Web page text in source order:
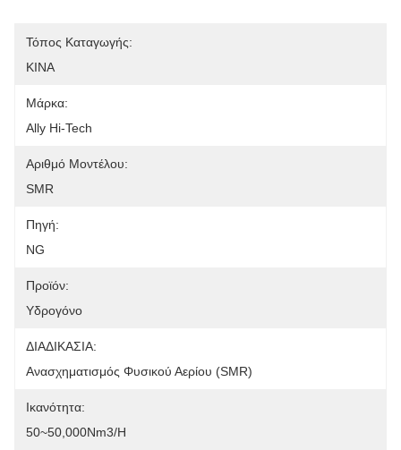
Τόπος Καταγωγής:
ΚΙΝΑ
Μάρκα:
Ally Hi-Tech
Αριθμό Μοντέλου:
SMR
Πηγή:
NG
Προϊόν:
Υδρογόνο
ΔΙΑΔΙΚΑΣΙΑ:
Ανασχηματισμός Φυσικού Αερίου (SMR)
Ικανότητα:
50~50,000Nm3/h